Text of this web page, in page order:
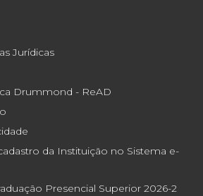
Jurídicas
Drummond - ReAD
da Instituição no Sistema e-
Presencial Superior 2026-2